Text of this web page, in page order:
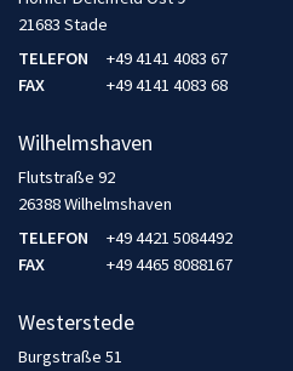
21683 Stade
TELEFON
+49 4141 4083 67
FAX
+49 4141 4083 68
Wilhelmshaven
Flutstraße 92
26388 Wilhelmshaven
TELEFON
+49 4421 5084492
FAX
+49 4465 8088167
Westerstede
Burgstraße 51